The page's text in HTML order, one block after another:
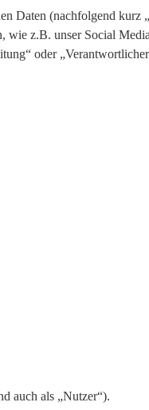
Daten (nachfolgend kurz
wie z.B. unser Social
oder
auch als „Nutzer“).